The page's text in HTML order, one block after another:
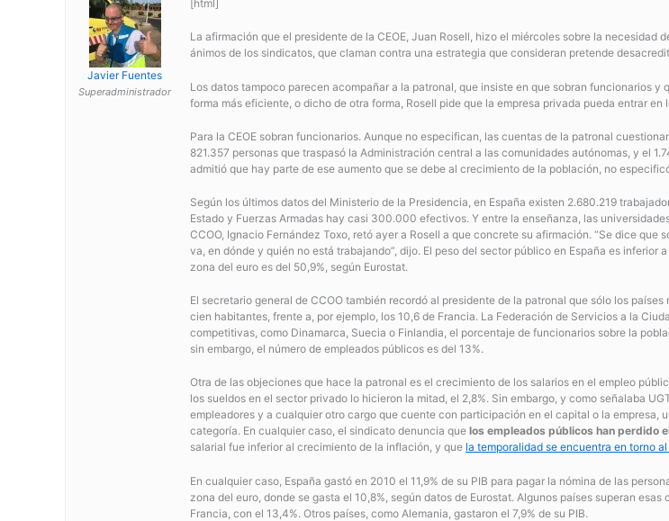
Javier Fuentes
Superadministrador
[html]
La afirmación que el presidente de la CEOE, Juan Rosell, hizo el miércoles sobre la
ánimos de los sindicatos, que claman contra una estrategia que consideran pretende
Los datos tampoco parecen acompañar a la patronal, que insiste en que sobran funcionarios
forma más eficiente, o dicho de otra forma, Rosell pide que la empresa privada pueda entrar en
Para la CEOE sobran funcionarios. Aunque no especifican, las cuentas de la patronal
821.357 personas que traspasó la Administración central a las comunidades autónomas, y el
admitió que hay parte de ese aumento que se debe al crecimiento de la población, no
Según los últimos datos del Ministerio de la Presidencia, en España existen 2.680.219
Estado y Fuerzas Armadas hay casi 300.000 efectivos. Y entre la enseñanza, las
CCOO, Ignacio Fernández Toxo, retó ayer a Rosell a que concrete su afirmación. “Se dice
va, en dónde y quién no está trabajando”, dijo. El peso del sector público en España es
zona del euro es del 50,9%, según Eurostat.
El secretario general de CCOO también recordó al presidente de la patronal que sólo los
cien habitantes, frente a, por ejemplo, los 10,6 de Francia. La Federación de Servicios a la
competitivas, como Dinamarca, Suecia o Finlandia, el porcentaje de funcionarios sobre la
sin embargo, el número de empleados públicos es del 13%.
Otra de las objeciones que hace la patronal es el crecimiento de los salarios en el empleo
los sueldos en el sector privado lo hicieron la mitad, el 2,8%. Sin embargo, y como señalaba
empleadores y a cualquier otro cargo que cuente con participación en el capital o la
categoría. En cualquier caso, el sindicato denuncia que los empleados públicos han perdido
salarial fue inferior al crecimiento de la inflación, y que la temporalidad se encuentra en torno al
En cualquier caso, España gastó en 2010 el 11,9% de su PIB para pagar la nómina de las
zona del euro, donde se gasta el 10,8%, según datos de Eurostat. Algunos países superan
Francia, con el 13,4%. Otros países, como Alemania, gastaron el 7,9% de su PIB.